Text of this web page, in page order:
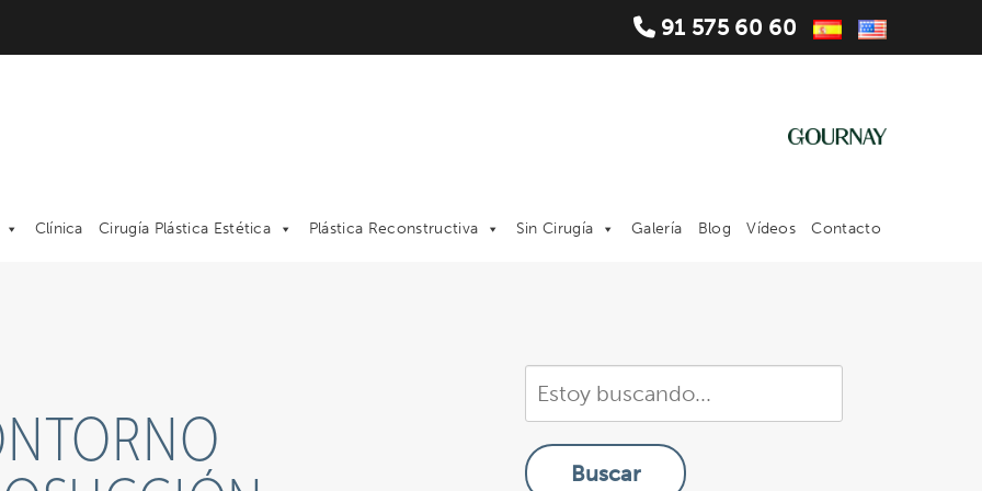
91 575 60 60
Clínica Cirugía Plástica Estética Plástica Reconstructiva Sin Cirugía Galería Blog Vídeos Contacto
Buscar
en
nuestra
sitio
Buscar